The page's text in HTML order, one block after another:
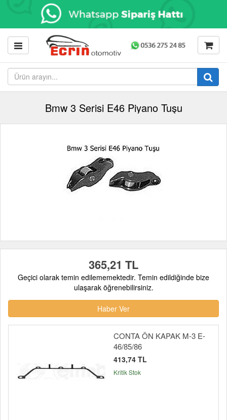
Bmw 3 Serisi E46 Piyano Tuşu
365,21 TL
Geçici olarak temin edilememektedir. Temin edildiğinde bize
ulaşarak öğrenebilirsiniz.
Haber Ver
CONTA ÖN KAPAK M-3 E-
46/85/86
413,74 TL
Kritik Stok